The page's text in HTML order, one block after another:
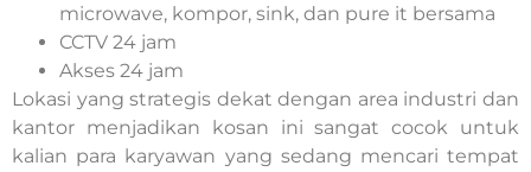
microwave, kompor, sink, dan pure it bersama
CCTV 24 jam
Akses 24 jam
Lokasi yang strategis dekat dengan area industri dan
kantor menjadikan kosan ini sangat cocok untuk
kalian para karyawan yang sedang mencari tempat